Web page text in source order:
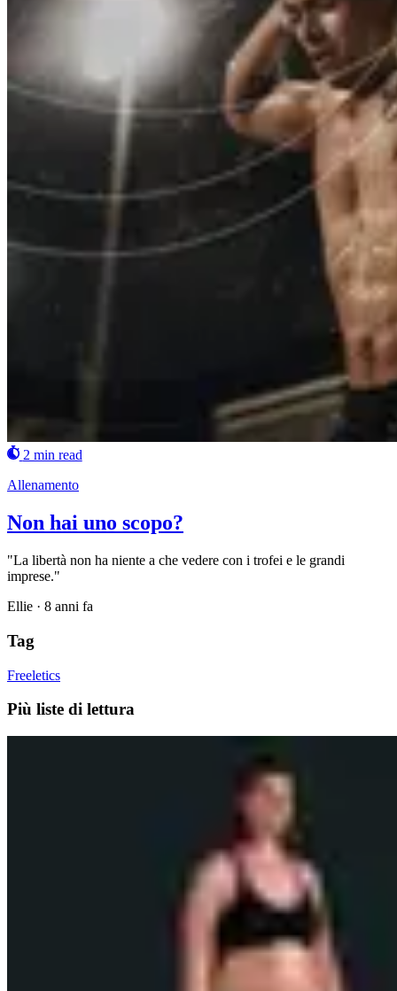
2 min read
Allenamento
Non hai uno scopo?
"La libertà non ha niente a che vedere con i trofei e le grandi
imprese."
Ellie · 8 anni fa
Tag
Freeletics
Più liste di lettura